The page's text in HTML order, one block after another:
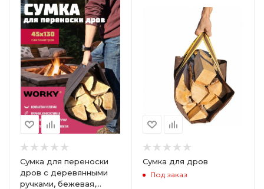
Сумка для переноски
дров с деревянными
ручками, бежевая,
Сумка для дров
Под заказ